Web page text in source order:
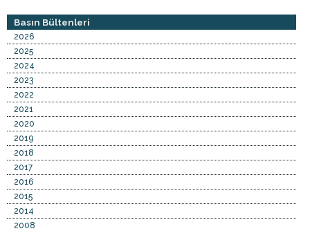
Basın Bültenleri
2026
2025
2024
2023
2022
2021
2020
2019
2018
2017
2016
2015
2014
2008